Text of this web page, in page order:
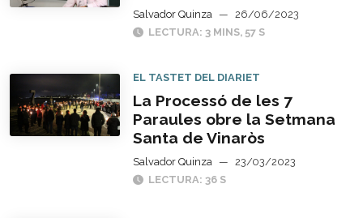
Salvador Quinza — 26/06/2023
LECTURA: 3 MINS, 57 S
EL TASTET DEL DIARIET
La Processó de les 7
Paraules obre la Setmana
Santa de Vinaròs
Salvador Quinza — 23/03/2023
LECTURA: 36 S